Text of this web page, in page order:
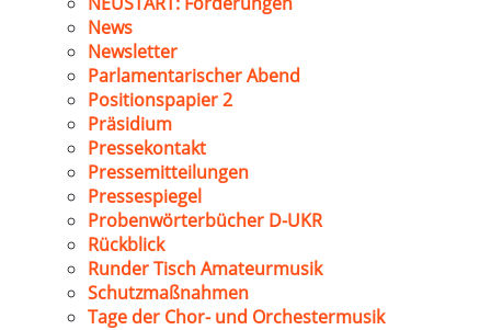
News
Newsletter
Parlamentarischer Abend
Positionspapier 2
Präsidium
Pressekontakt
Pressemitteilungen
Pressespiegel
Probenwörterbücher D-UKR
Rückblick
Runder Tisch Amateurmusik
Schutzmaßnahmen
Tage der Chor- und Orchestermusik